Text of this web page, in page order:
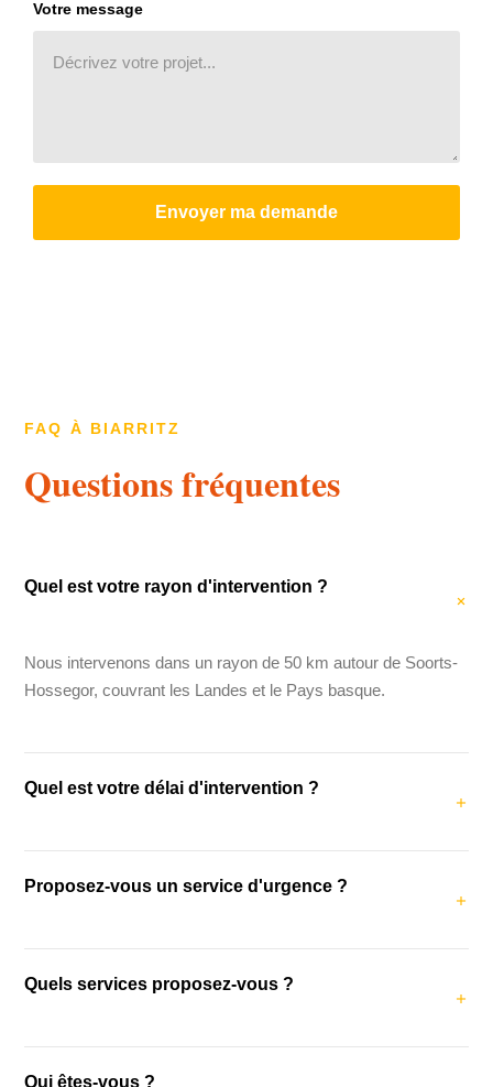
Votre message
Envoyer ma demande
FAQ À BIARRITZ
Questions fréquentes
Quel est votre rayon d'intervention ?
Nous intervenons dans un rayon de 50 km autour de Soorts-
Hossegor, couvrant les Landes et le Pays basque.
Quel est votre délai d'intervention ?
urgences (fuites, dégâts des eaux), nous intervenons dans
Proposez-vous un service d'urgence ?
dégâts des eaux et problèmes de couverture urgents.
Quels services proposez-vous ?
Qui êtes-vous ?